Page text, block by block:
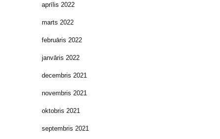
aprīlis 2022
marts 2022
februāris 2022
janvāris 2022
decembris 2021
novembris 2021
oktobris 2021
septembris 2021